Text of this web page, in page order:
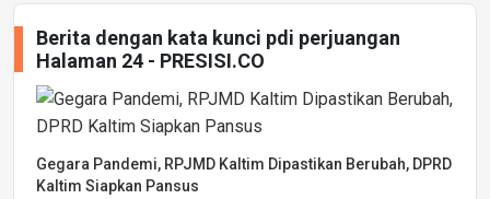
Berita dengan kata kunci pdi perjuangan
Halaman 24 - PRESISI.CO
Gegara Pandemi, RPJMD Kaltim Dipastikan Berubah, DPRD
Kaltim Siapkan Pansus